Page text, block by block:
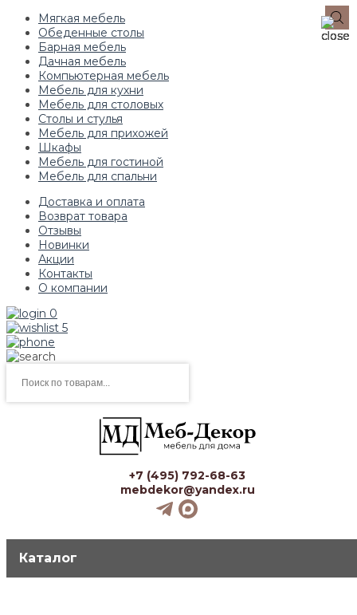
Мягкая мебель
Обеденные столы
Барная мебель
Дачная мебель
Компьютерная мебель
Мебель для кухни
Мебель для столовых
Столы и стулья
Мебель для прихожей
Шкафы
Мебель для гостиной
Мебель для спальни
Доставка и оплата
Возврат товара
Отзывы
Новинки
Акции
Контакты
О компании
0
5
товаров
+7 (495) 792-68-63
mebdekor@yandex.ru
Каталог